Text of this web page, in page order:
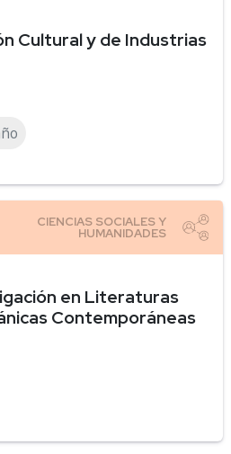
Cultural y de Industrias
en Literaturas
Contemporáneas